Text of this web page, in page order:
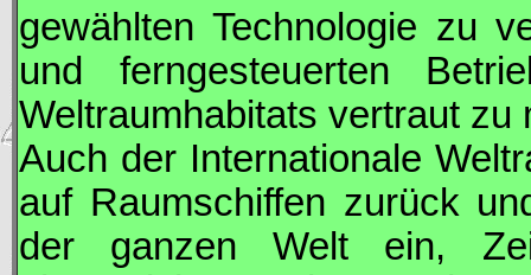
gewählten Technologie zu
und ferngesteuerten
Weltraumhabitats vertraut zu
Auch der Internationale
auf Raumschiffen zurück
der ganzen Welt ein,